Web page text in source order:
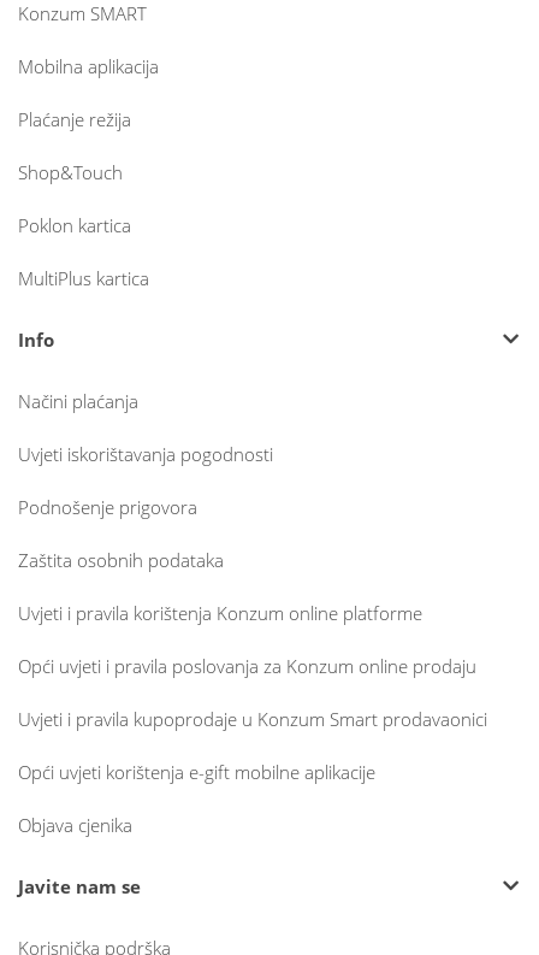
Konzum SMART
Mobilna aplikacija
Plaćanje režija
Shop&Touch
Poklon kartica
MultiPlus kartica
Info
Načini plaćanja
Uvjeti iskorištavanja pogodnosti
Podnošenje prigovora
Zaštita osobnih podataka
Uvjeti i pravila korištenja Konzum online platforme
Opći uvjeti i pravila poslovanja za Konzum online prodaju
Uvjeti i pravila kupoprodaje u Konzum Smart prodavaonici
Opći uvjeti korištenja e-gift mobilne aplikacije
Objava cjenika
Javite nam se
Korisnička podrška